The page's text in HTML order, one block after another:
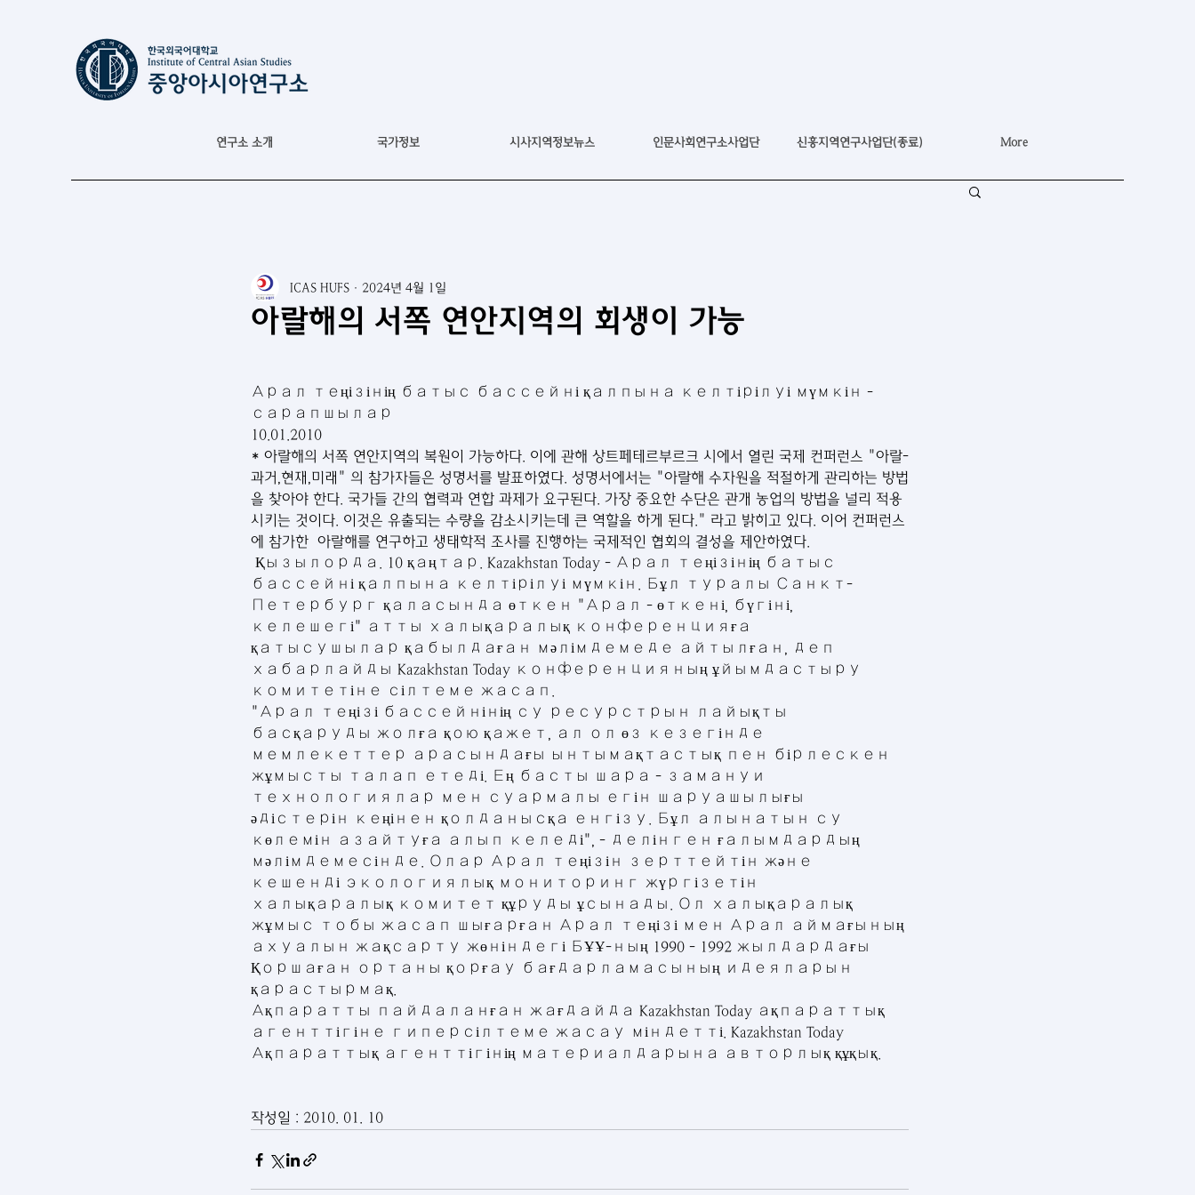
연구소 소개 국가정보 시사지역정보뉴스 인문사회연구소사업단 신흥지역연구사업단(종료) More
아랄해의 서쪽 연안지역의 회생이 가능
ICAS HUFS 2024년 4월 1일
Арал теңізінің батыс бассейні қалпына келтірілуі мүмкін -
сарапшылар
10.01.2010
* 아랄해의 서쪽 연안지역의 복원이 가능하다. 이에 관해 상트페테르부르크 시에서 열린 국제 컨퍼런스 "아랄-
과거,현재,미래" 의 참가자들은 성명서를 발표하였다. 성명서에서는 "아랄해 수자원을 적절하게 관리하는 방법
을 찾아야 한다. 국가들 간의 협력과 연합 과제가 요구된다. 가장 중요한 수단은 관개 농업의 방법을 널리 적용
시키는 것이다. 이것은 유출되는 수량을 감소시키는데 큰 역할을 하게 된다." 라고 밝히고 있다. 이어 컨퍼런스
에 참가한  아랄해를 연구하고 생태학적 조사를 진행하는 국제적인 협회의 결성을 제안하였다.
Қызылорда. 10 қаңтар. Kazakhstan Today - Арал теңізінің батыс
бассейні қалпына келтірілуі мүмкін. Бұл туралы Санкт-
Петербург қаласында өткен "Арал - өткені, бүгіні,
келешегі" атты халықаралық конференцияға
қатысушылар қабылдаған мәлімдемеде айтылған, деп
хабарлайды Kazakhstan Today конференцияның ұйымдастыру
комитетіне сілтеме жасап.
"Арал теңізі бассейнінің су ресурстрын лайықты
басқаруды жолға қою қажет, ал ол өз кезегінде
мемлекеттер арасындағы ынтымақтастық пен бірлескен
жұмысты талап етеді. Ең басты шара - замануи
технологиялар мен суармалы егін шаруашылығы
әдістерін кеңінен қолданысқа енгізу. Бұл алынатын су
көлемін азайтуға алып келеді", - делінген ғалымдардың
мәлімдемесінде. Олар Арал теңізін зерттейтін және
кешенді экологиялық мониторинг жүргізетін
халықаралық комитет құруды ұсынады. Ол халықаралық
жұмыс тобы жасап шығарған Арал теңізі мен Арал аймағының
ахуалын жақсарту жөніндегі БҰҰ-ның 1990 - 1992 жылдардағы
Қоршаған ортаны қорғау бағдарламасының идеяларын
қарастырмақ.
Ақпаратты пайдаланған жағдайда Kazakhstan Today ақпараттық
агенттігіне гиперсілтеме жасау міндетті. Kazakhstan Today
Ақпараттық агенттігінің материалдарына авторлық құқық.
작성일 : 2010. 01. 10